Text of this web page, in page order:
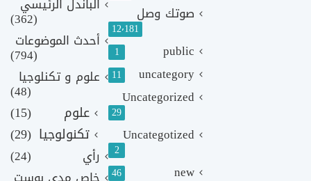
صوتك وصل
12٬181
public
1
uncategory
11
Uncategorized
29
Uncategotized
2
new
46
(362)
أحدث الموضوعات
(794)
علوم و تكنلوجيا
(48)
علوم
(15)
تكنولوجيا (29)
رأي
(24)